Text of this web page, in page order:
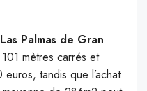
Las Palmas de Gran
mètres carrés et
tandis que l’achat